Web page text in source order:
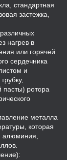
стандартная
застежка,
нагрев в
или горячей
сердечника
и
ротора
металла
которая
алюминия,